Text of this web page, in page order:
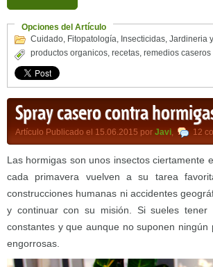
Opciones del Artículo
Cuidado, Fitopatología, Insecticidas, Jardineria
productos organicos, recetas, remedios caseros
Spray casero contra
Artículo Publicado el 15.06.2015 por Javi, 12
Las hormigas son unos insectos ciertamente
cada primavera vuelven a su tarea
construcciones humanas ni accidentes
y continuar con su misión. Si sueles
constantes y que aunque no suponen
engorrosas.